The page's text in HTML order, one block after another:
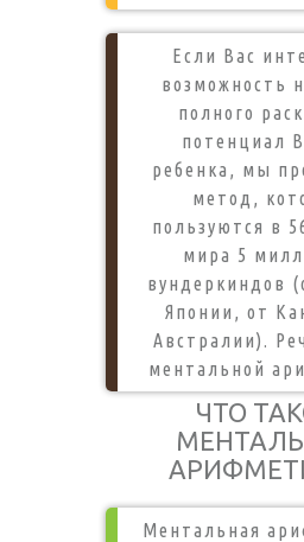
Если Вас
возможность
полного
потенциал
ребенка, мы
метод,
пользуются в
мира 5
вундеркиндов
Японии, от
Австралии).
ментальной
ЧТО
Ментальная